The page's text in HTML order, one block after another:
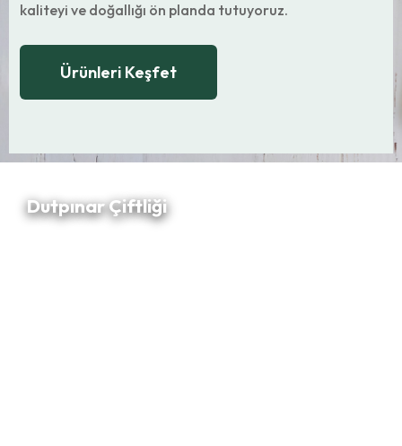
kaliteyi ve doğallığı ön planda tutuyoruz.
Ürünleri Keşfet
Dutpınar Çiftliği